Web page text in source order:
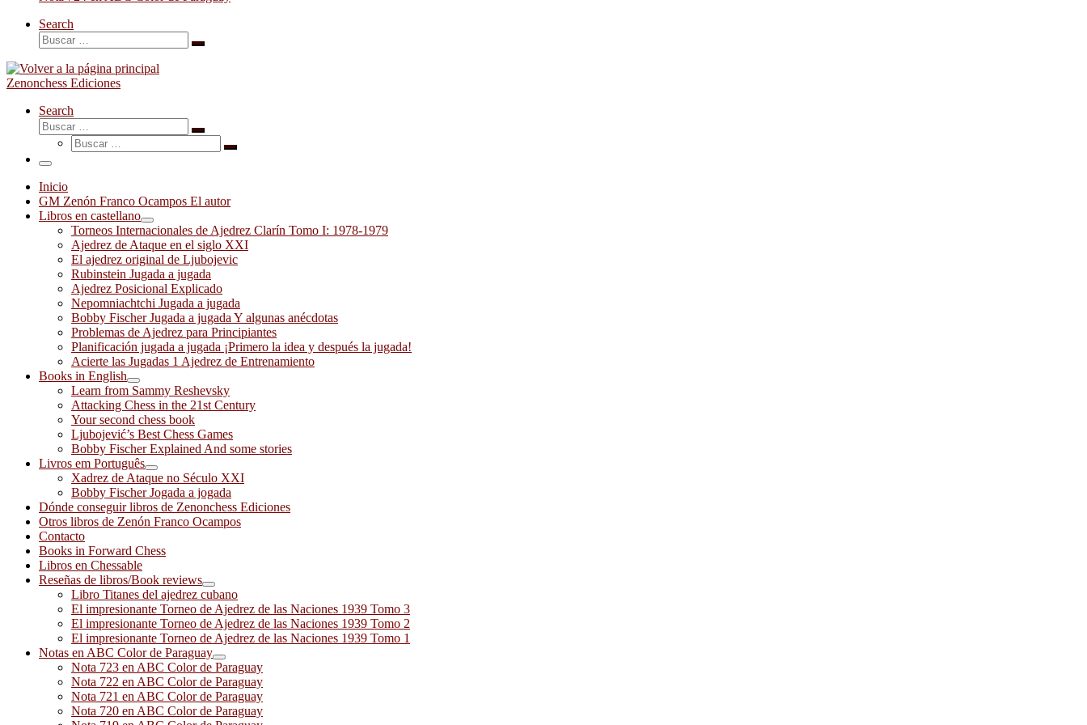
Search
Buscar
Buscar
Zenonchess Ediciones
Search
Buscar
Buscar
Buscar
Buscar
Menú
Inicio
GM Zenón Franco Ocampos El autor
Libros en castellano
Torneos Internacionales de Ajedrez Clarín Tomo I: 1978-1979
Ajedrez de Ataque en el siglo XXI
El ajedrez original de Ljubojevic
Rubinstein Jugada a jugada
Ajedrez Posicional Explicado
Nepomniachtchi Jugada a jugada
Bobby Fischer Jugada a jugada Y algunas anécdotas
Problemas de Ajedrez para Principiantes
Planificación jugada a jugada ¡Primero la idea y después la jugada!
Acierte las Jugadas 1 Ajedrez de Entrenamiento
Books in English
Learn from Sammy Reshevsky
Attacking Chess in the 21st Century
Your second chess book
Ljubojević’s Best Chess Games
Bobby Fischer Explained And some stories
Livros em Português
Xadrez de Ataque no Século XXI
Bobby Fischer Jogada a jogada
Dónde conseguir libros de Zenonchess Ediciones
Otros libros de Zenón Franco Ocampos
Contacto
Books in Forward Chess
Libros en Chessable
Reseñas de libros/Book reviews
Libro Titanes del ajedrez cubano
El impresionante Torneo de Ajedrez de las Naciones 1939 Tomo 3
El impresionante Torneo de Ajedrez de las Naciones 1939 Tomo 2
El impresionante Torneo de Ajedrez de las Naciones 1939 Tomo 1
Notas en ABC Color de Paraguay
Nota 723 en ABC Color de Paraguay
Nota 722 en ABC Color de Paraguay
Nota 721 en ABC Color de Paraguay
Nota 720 en ABC Color de Paraguay